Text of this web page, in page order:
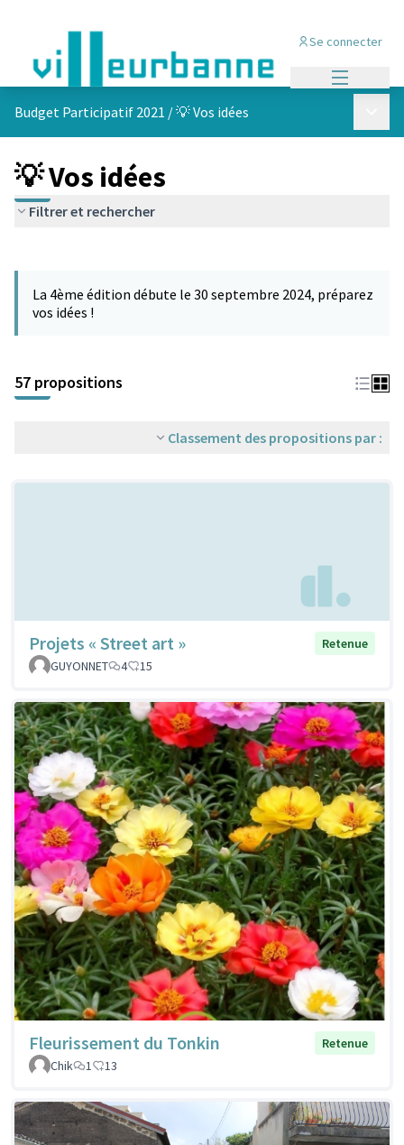
Se connecter
Budget Participatif 2021 /💡 Vos idées
💡 Vos idées
Filtrer et rechercher
La 4ème édition débute le 30 septembre 2024, préparez
vos idées !
57 propositions
Classement des propositions par :
Projets « Street art »
Retenue
GUYONNET
4 15
Fleurissement du Tonkin
Retenue
Chik
1 13